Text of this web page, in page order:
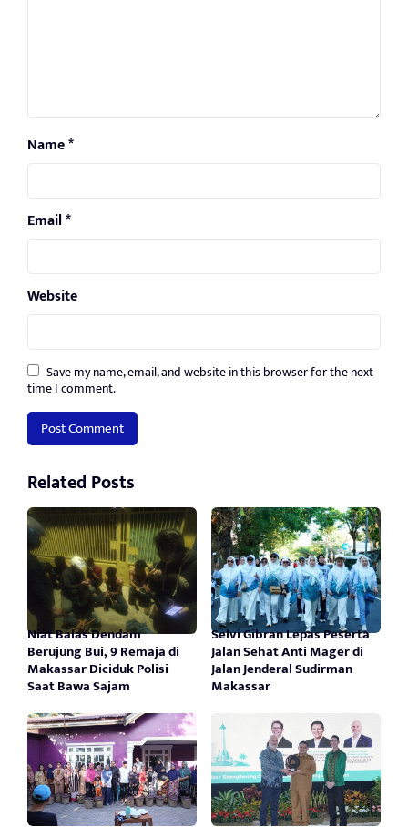
Name*
Email*
Website
Save my name, email, and website in this browser for the next
time I comment.
Related Posts
Niat Balas Dendam
Berujung Bui, 9 Remaja di
Makassar Diciduk Polisi
Saat Bawa Sajam
Selvi Gibran Lepas Peserta
Jalan Sehat Anti Mager di
Jalan Jenderal Sudirman
Makassar